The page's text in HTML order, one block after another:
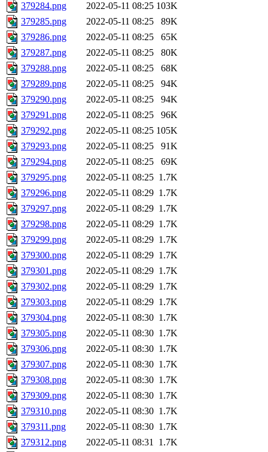
379284.png
2022-05-11 08:25 103K
379285.png
2022-05-11 08:25
89K
379286.png
2022-05-11 08:25
65K
379287.png
2022-05-11 08:25
80K
379288.png
2022-05-11 08:25
68K
379289.png
2022-05-11 08:25
94K
379290.png
2022-05-11 08:25
94K
379291.png
2022-05-11 08:25
96K
379292.png
2022-05-11 08:25 105K
379293.png
2022-05-11 08:25
91K
379294.png
2022-05-11 08:25
69K
379295.png
2022-05-11 08:25 1.7K
379296.png
2022-05-11 08:29 1.7K
379297.png
2022-05-11 08:29 1.7K
379298.png
2022-05-11 08:29 1.7K
379299.png
2022-05-11 08:29 1.7K
379300.png
2022-05-11 08:29 1.7K
379301.png
2022-05-11 08:29 1.7K
379302.png
2022-05-11 08:29 1.7K
379303.png
2022-05-11 08:29 1.7K
379304.png
2022-05-11 08:30 1.7K
379305.png
2022-05-11 08:30 1.7K
379306.png
2022-05-11 08:30 1.7K
379307.png
2022-05-11 08:30 1.7K
379308.png
2022-05-11 08:30 1.7K
379309.png
2022-05-11 08:30 1.7K
379310.png
2022-05-11 08:30 1.7K
379311.png
2022-05-11 08:30 1.7K
379312.png
2022-05-11 08:31 1.7K